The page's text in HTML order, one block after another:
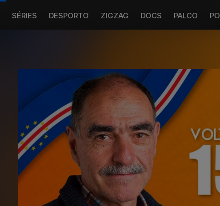
SÉRIES DESPORTO ZIGZAG DOCS PALCO